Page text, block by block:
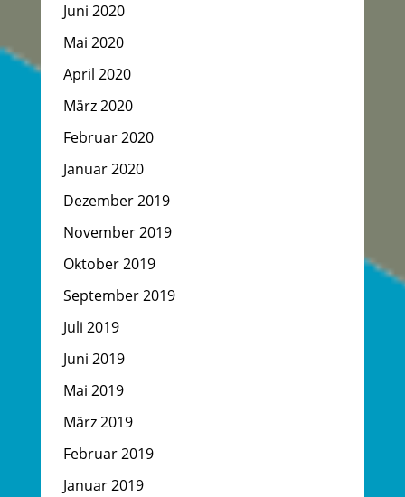
Juni 2020
Mai 2020
April 2020
März 2020
Februar 2020
Januar 2020
Dezember 2019
November 2019
Oktober 2019
September 2019
Juli 2019
Juni 2019
Mai 2019
März 2019
Februar 2019
Januar 2019